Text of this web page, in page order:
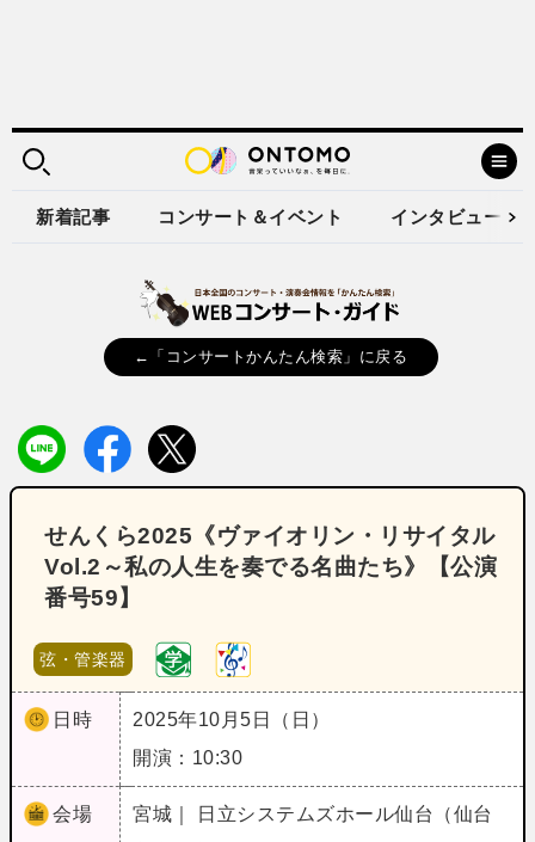
新着記事 コンサート＆イベント インタビュー
←「コンサートかんたん検索」に戻る
せんくら2025《ヴァイオリン・リサイタル
Vol.2～私の人生を奏でる名曲たち》【公演
番号59】
弦・管楽器
日時
2025年10月5日（日）
開演：10:30
会場
宮城｜ 日立システムズホール仙台（仙台